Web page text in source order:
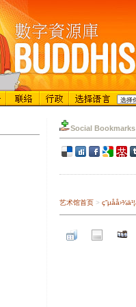
Social Bookmarks
艺术馆首页>